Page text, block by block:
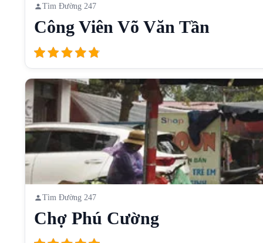
Tìm Đường 247
Công Viên Võ Văn Tần
Tìm Đường 247
Chợ Phú Cường